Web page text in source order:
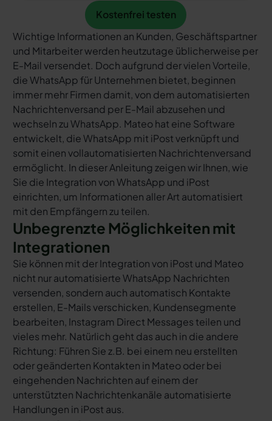
Kostenfrei testen
Kostenfrei testen
Wichtige Informationen an Kunden, Geschäftspartner
und Mitarbeiter werden heutzutage üblicherweise per
E-Mail versendet. Doch aufgrund der vielen Vorteile,
die WhatsApp für Unternehmen bietet, beginnen
immer mehr Firmen damit, von dem automatisierten
Nachrichtenversand per E-Mail abzusehen und
wechseln zu WhatsApp. Mateo hat eine Software
entwickelt, die WhatsApp mit iPost verknüpft und
somit einen vollautomatisierten Nachrichtenversand
ermöglicht. In dieser Anleitung zeigen wir Ihnen, wie
Sie die Integration von WhatsApp und iPost
einrichten, um Informationen aller Art automatisiert
mit den Empfängern zu teilen.
Unbegrenzte Möglichkeiten mit
Integrationen
Sie können mit der Integration von iPost und Mateo
nicht nur automatisierte WhatsApp Nachrichten
versenden, sondern auch automatisch Kontakte
erstellen, E-Mails verschicken, Kundensegmente
bearbeiten, Instagram Direct Messages teilen und
vieles mehr. Natürlich geht das auch in die andere
Richtung: Führen Sie z.B. bei einem neu erstellten
oder geänderten Kontakten in Mateo oder bei
eingehenden Nachrichten auf einem der
unterstützten Nachrichtenkanäle automatisierte
Handlungen in iPost aus.